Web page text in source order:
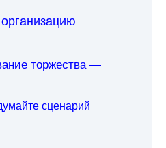
торжества —
сценарий